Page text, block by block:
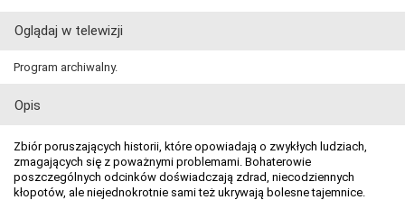
Oglądaj w telewizji
Program archiwalny.
Opis
Zbiór poruszających historii, które opowiadają o zwykłych ludziach,
zmagających się z poważnymi problemami. Bohaterowie
poszczególnych odcinków doświadczają zdrad, niecodziennych
kłopotów, ale niejednokrotnie sami też ukrywają bolesne tajemnice.